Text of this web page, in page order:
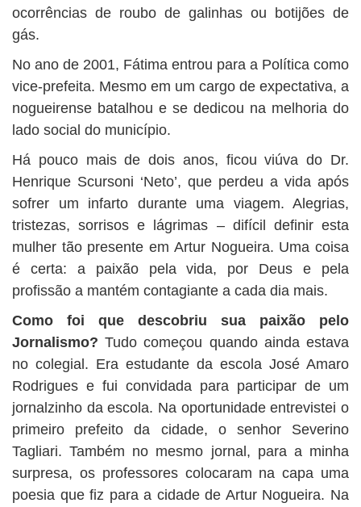
ocorrências de roubo de galinhas ou botijões de
gás.
No ano de 2001, Fátima entrou para a Política como
vice-prefeita. Mesmo em um cargo de expectativa, a
nogueirense batalhou e se dedicou na melhoria do
lado social do município.
Há pouco mais de dois anos, ficou viúva do Dr.
Henrique Scursoni ‘Neto’, que perdeu a vida após
sofrer um infarto durante uma viagem. Alegrias,
tristezas, sorrisos e lágrimas – difícil definir esta
mulher tão presente em Artur Nogueira. Uma coisa
é certa: a paixão pela vida, por Deus e pela
profissão a mantém contagiante a cada dia mais.
Como foi que descobriu sua paixão pelo
Jornalismo? Tudo começou quando ainda estava
no colegial. Era estudante da escola José Amaro
Rodrigues e fui convidada para participar de um
jornalzinho da escola. Na oportunidade entrevistei o
primeiro prefeito da cidade, o senhor Severino
Tagliari. Também no mesmo jornal, para a minha
surpresa, os professores colocaram na capa uma
poesia que fiz para a cidade de Artur Nogueira. Na